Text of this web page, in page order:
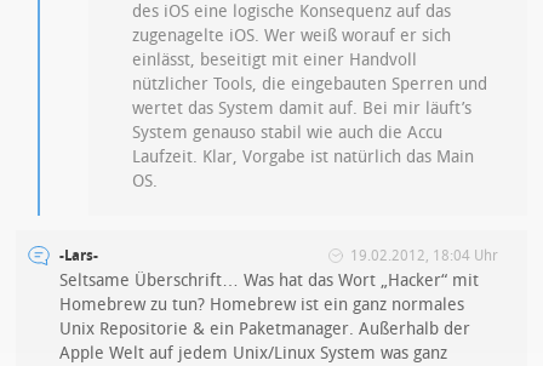
des iOS eine logische Konsequenz auf das
zugenagelte iOS. Wer weiß worauf er sich
einlässt, beseitigt mit einer Handvoll
nützlicher Tools, die eingebauten Sperren und
wertet das System damit auf. Bei mir läuft’s
System genauso stabil wie auch die Accu
Laufzeit. Klar, Vorgabe ist natürlich das Main
OS.
-Lars- 19.02.2012, 18:04 Uhr
Seltsame Überschrift… Was hat das Wort „Hacker“ mit
Homebrew zu tun? Homebrew ist ein ganz normales
Unix Repositorie & ein Paketmanager. Außerhalb der
Apple Welt auf jedem Unix/Linux System was ganz